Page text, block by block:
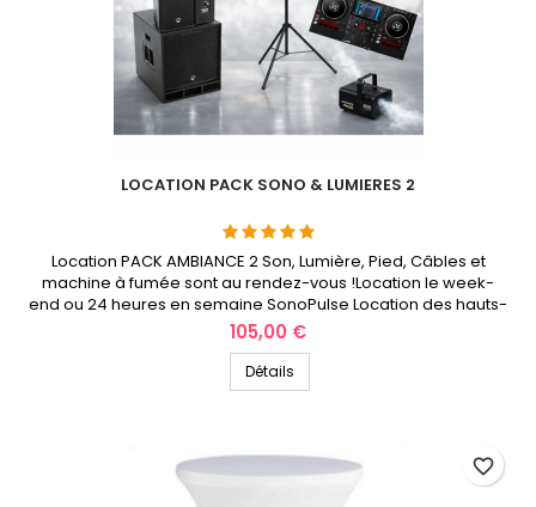
LOCATION PACK SONO & LUMIERES 2
Location PACK AMBIANCE 2 Son, Lumière, Pied, Câbles et
machine à fumée sont au rendez-vous !Location le week-
end ou 24 heures en semaine SonoPulse Location des hauts-
de-France
Prix
105,00 €
Détails
favorite_border